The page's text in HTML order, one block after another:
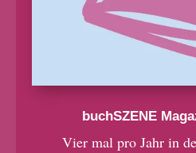
buchSZENE
Vier mal pro Jahr in